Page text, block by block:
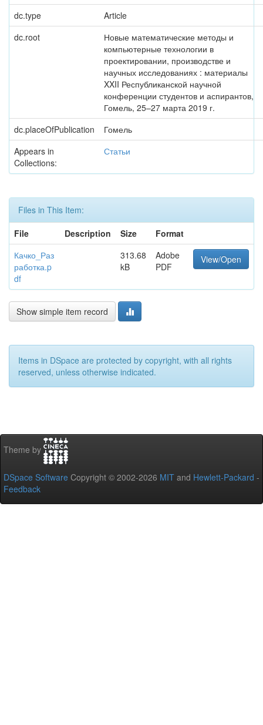
dc.type
Article
dc.root
Новые математические методы и
компьютерные технологии в
проектировании, производстве и
научных исследованиях : материалы
XXII Республиканской научной
конференции студентов и аспирантов,
Гомель, 25–27 марта 2019 г.
dc.placeOfPublication
Гомель
Appears in
Collections:
Статьи
Files in This Item:
File
Description Size
Format
Качко_Раз
работка.p
df
313.68
kB
Adobe
PDF
View/Open
Show simple item record
Items in DSpace are protected by copyright, with all rights
reserved, unless otherwise indicated.
Theme by
DSpace Software Copyright © 2002-2026 MIT and Hewlett-Packard -
Feedback